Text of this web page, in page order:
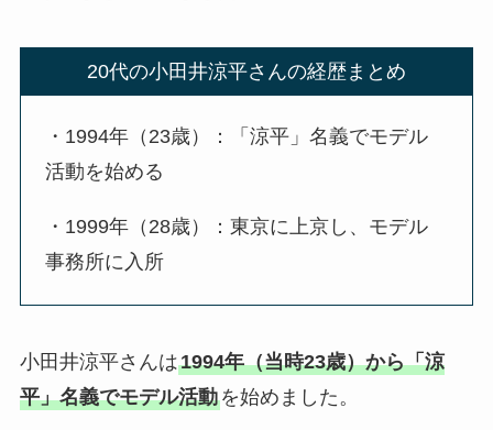
20代の小田井涼平さんの経歴まとめ
・1994年（23歳）：「涼平」名義でモデル
活動を始める
・1999年（28歳）：東京に上京し、モデル
事務所に入所
小田井涼平さんは1994年（当時23歳）から「涼
平」名義でモデル活動を始めました。